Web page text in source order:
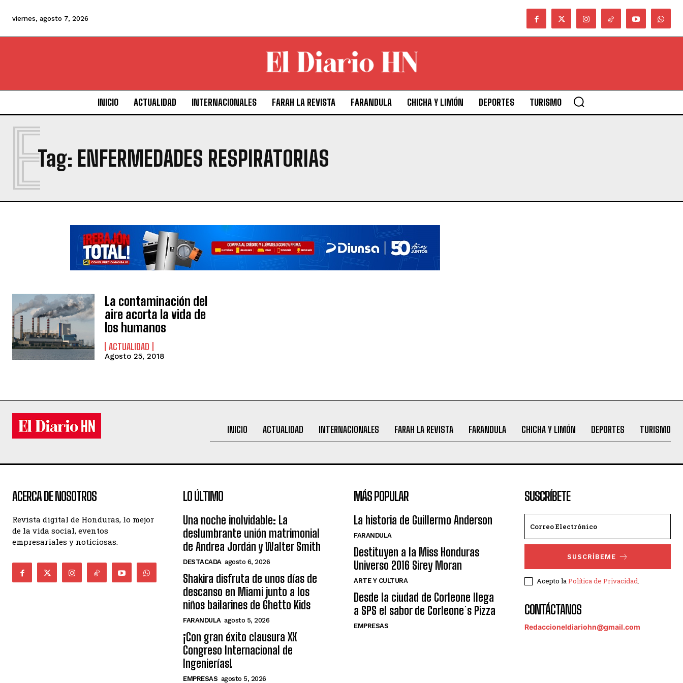
viernes, agosto 7, 2026
INICIO ACTUALIDAD INTERNACIONALES FARAH LA REVISTA FARANDULA CHICHA Y LIMÓN DEPORTES TURISMO
Tag: ENFERMEDADES RESPIRATORIAS
E
La contaminación del
aire acorta la vida de
los humanos
ACTUALIDAD
Agosto 25, 2018
INICIO ACTUALIDAD INTERNACIONALES FARAH LA REVISTA FARANDULA CHICHA Y LIMÓN DEPORTES TURISMO
ACERCA DE NOSOTROS
Revista digital de Honduras, lo mejor
de la vida social, eventos
empresariales y noticiosas.
LO ÚLTIMO
Una noche inolvidable: La
deslumbrante unión matrimonial
de Andrea Jordán y Walter Smith
DESTACADA agosto 6, 2026
Shakira disfruta de unos días de
descanso en Miami junto a los
niños bailarines de Ghetto Kids
FARANDULA agosto 5, 2026
¡Con gran éxito clausura XX
Congreso Internacional de
Ingenierías!
EMPRESAS agosto 5, 2026
MÁS POPULAR
La historia de Guillermo Anderson
FARANDULA
Destituyen a la Miss Honduras
Universo 2016 Sirey Moran
ARTE Y CULTURA
Desde la ciudad de Corleone llega
a SPS el sabor de Corleone´s Pizza
EMPRESAS
SUSCRÍBETE
SUSCRÍBEME
Acepto laPolítica de Privacidad.
CONTÁCTANOS
Redaccioneldiariohn@gmail.com